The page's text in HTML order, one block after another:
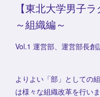
【東北大学男子
～組織編～
Vol.1 運営部、運営部長創
よりよい「部」としての
は様々な組織改革を行い